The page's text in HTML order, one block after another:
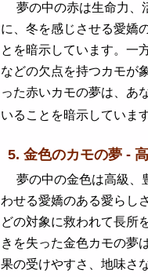
夢の中の赤は生命力、
に、冬を感じさせる愛嬌
とを暗示しています。一
などの欠点を持つカモが
った赤いカモの夢は、あ
いることを暗示していま
5. 金色のカモの夢 -
夢の中の金色は高級、
わせる愛嬌のある愛らし
どの対象に救われて長所
きを失った金色カモの夢
果の受けやすさ、地味さ